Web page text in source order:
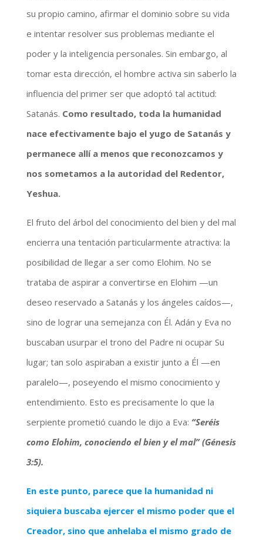
su propio camino, afirmar el dominio sobre su vida
e intentar resolver sus problemas mediante el
poder y la inteligencia personales. Sin embargo, al
tomar esta dirección, el hombre activa sin saberlo la
influencia del primer ser que adoptó tal actitud:
Satanás. Como resultado, toda la humanidad
nace efectivamente bajo el yugo de Satanás y
permanece allí a menos que reconozcamos y
nos sometamos a la autoridad del Redentor,
Yeshua.
El fruto del árbol del conocimiento del bien y del mal
encierra una tentación particularmente atractiva: la
posibilidad de llegar a ser como Elohim. No se
trataba de aspirar a convertirse en Elohim —un
deseo reservado a Satanás y los ángeles caídos—,
sino de lograr una semejanza con Él. Adán y Eva no
buscaban usurpar el trono del Padre ni ocupar Su
lugar; tan solo aspiraban a existir junto a Él —en
paralelo—, poseyendo el mismo conocimiento y
entendimiento. Esto es precisamente lo que la
serpiente prometió cuando le dijo a Eva: “Seréis
como Elohim, conociendo el bien y el mal” (Génesis
3:5).
En este punto, parece que la humanidad ni
siquiera buscaba ejercer el mismo poder que el
Creador, sino que anhelaba el mismo grado de